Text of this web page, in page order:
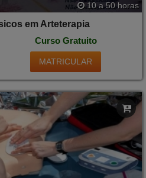
10 a 50 horas
em Arteterapia
Curso Gratuito
MATRICULAR